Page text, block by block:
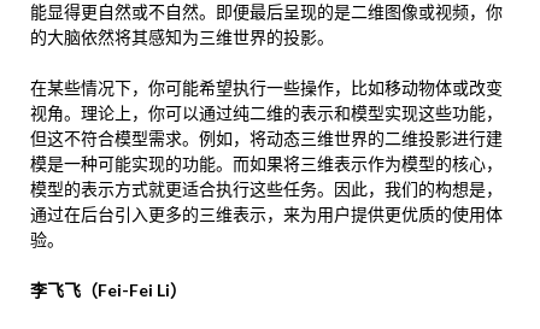
能显得更自然或不自然。即便最后呈现的是二维图像或视频，你
的大脑依然将其感知为三维世界的投影。
在某些情况下，你可能希望执行一些操作，比如移动物体或改变
视角。理论上，你可以通过纯二维的表示和模型实现这些功能，
但这不符合模型需求。例如，将动态三维世界的二维投影进行建
模是一种可能实现的功能。而如果将三维表示作为模型的核心，
模型的表示方式就更适合执行这些任务。因此，我们的构想是，
通过在后台引入更多的三维表示，来为用户提供更优质的使用体
验。
李飞飞（Fei-Fei Li）